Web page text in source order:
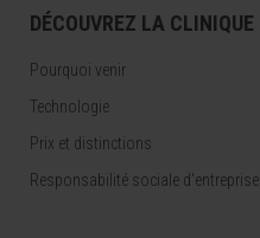
DÉCOUVREZ LA CLINIQUE
Pourquoi venir
Technologie
Prix et distinctions
Responsabilité sociale d'entreprise